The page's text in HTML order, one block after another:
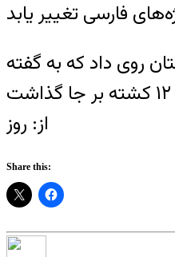
استان خوزستان روی داد که به گفته
از: روز
Share this: